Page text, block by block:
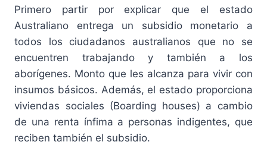
Primero partir por explicar que el estado
Australiano entrega un subsidio monetario a
todos los ciudadanos australianos que no se
encuentren trabajando y también a los
aborígenes. Monto que les alcanza para vivir con
insumos básicos. Además, el estado proporciona
viviendas sociales (Boarding houses) a cambio
de una renta ínfima a personas indigentes, que
reciben también el subsidio.